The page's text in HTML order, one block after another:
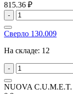
815.36 ₽
-
Сверло 130.009
На складе: 12
-
NUOVA C.U.M.E.T.